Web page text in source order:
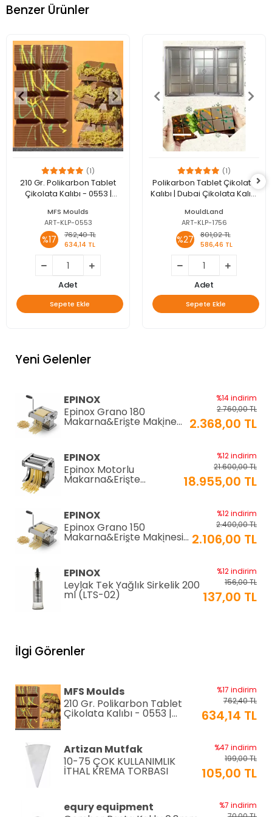
Benzer Ürünler
(1)
210 Gr. Polikarbon Tablet
Çikolata Kalıbı - 0553 |
MFS Moulds
ART-KLP-0553
%17
762,40 TL
634,14 TL
Adet
Sepete Ekle
(1)
Polikarbon Tablet Çikolata
Kalıbı | Dubai Çikolata Kalıbı
MouldLand
ART-KLP-1756
%27
801,02 TL
586,46 TL
Adet
Sepete Ekle
Yeni Gelenler
EPINOX
Epinox Grano 180
Makarna&Erişte Makinesi
2mm+6mm (GR-180)
%14 indirim
2.760,00 TL
2.368,00 TL
EPINOX
Epinox Motorlu
Makarna&Erişte
Makinesi 2mm+6mm
%12 indirim
21.600,00 TL
18.955,00 TL
EPINOX
Epinox Grano 150
Makarna&Erişte Makinesi
2mm+4mm (GR-150)
%12 indirim
2.400,00 TL
2.106,00 TL
EPINOX
Leylak Tek Yağlık Sirkelik 200
ml (LTS-02)
%12 indirim
156,00 TL
137,00 TL
Lavabo Süzgeci 34 cm
(QLS-34)
KARADAĞ METAL
Paslanmaz Pasta Altlığı ⌀28
cm
%14 indirim
250,00 TL
215,00 TL
Greyas Moulds
Polikarbon Special Pralin
Çikolata Kalıbı 8-15 gr |
Cm-3416
%27 indirim
801,02 TL
586,46 TL
equry equipment
%33 indirim
1.306,80 TL
İlgi Görenler
MFS Moulds
210 Gr. Polikarbon Tablet
Çikolata Kalıbı - 0553 |
Dubai Çikolata Kalıbı
%17 indirim
762,40 TL
634,14 TL
Artizan Mutfak
10-75 ÇOK KULLANIMLIK
İTHAL KREMA TORBASI
%47 indirim
199,00 TL
105,00 TL
equry equipment
%7 indirim